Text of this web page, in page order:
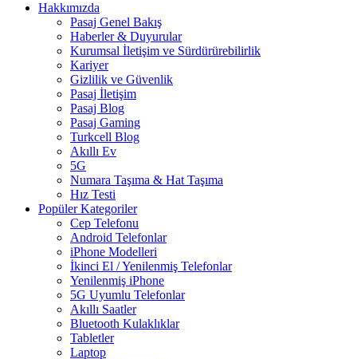
Hakkımızda
Pasaj Genel Bakış
Haberler & Duyurular
Kurumsal İletişim ve Sürdürürebilirlik
Kariyer
Gizlilik ve Güvenlik
Pasaj İletişim
Pasaj Blog
Pasaj Gaming
Turkcell Blog
Akıllı Ev
5G
Numara Taşıma & Hat Taşıma
Hız Testi
Popüler Kategoriler
Cep Telefonu
Android Telefonlar
iPhone Modelleri
İkinci El / Yenilenmiş Telefonlar
Yenilenmiş iPhone
5G Uyumlu Telefonlar
Akıllı Saatler
Bluetooth Kulaklıklar
Tabletler
Laptop